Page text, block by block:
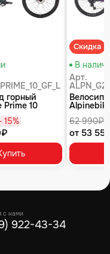
горный
10
15%
Скидка
В
Арт.
62 990₽
от 53
с нами
922-43-34